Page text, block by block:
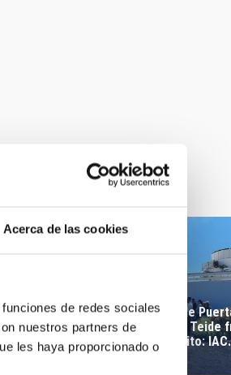
Acerca de las cookies
de redes sociales
nuestros partners de
les haya proporcionado o
Asistentes a las Jornadas de
2019 en el Observatorio del Teide
Experimento QUIJOTE. Crédito: IAC.